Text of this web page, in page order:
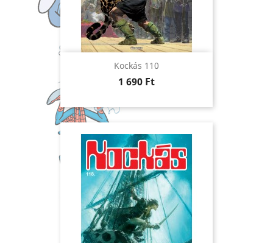
Kockás 110
Ár
1 690 Ft